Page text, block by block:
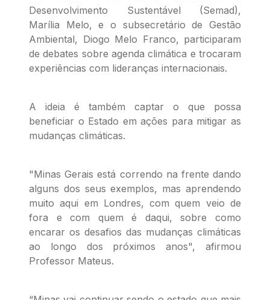
Desenvolvimento Sustentável (Semad),
Marília Melo, e o subsecretário de Gestão
Ambiental, Diogo Melo Franco, participaram
de debates sobre agenda climática e trocaram
experiências com lideranças internacionais.
A ideia é também captar o que possa
beneficiar o Estado em ações para mitigar as
mudanças climáticas.
"Minas Gerais está correndo na frente dando
alguns dos seus exemplos, mas aprendendo
muito aqui em Londres, com quem veio de
fora e com quem é daqui, sobre como
encarar os desafios das mudanças climáticas
ao longo dos próximos anos", afirmou
Professor Mateus.